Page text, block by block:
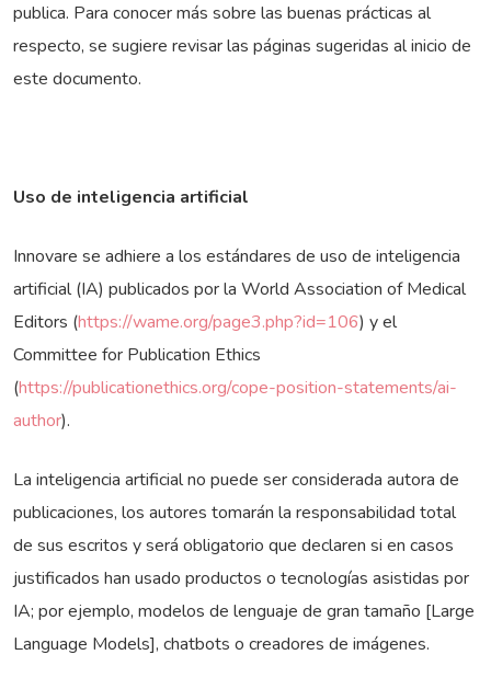
publica. Para conocer más sobre las buenas prácticas al
respecto, se sugiere revisar las páginas sugeridas al inicio de
este documento.
Uso de inteligencia artificial
Innovare se adhiere a los estándares de uso de inteligencia
artificial (IA) publicados por la World Association of Medical
Editors (https://wame.org/page3.php?id=106) y el
Committee for Publication Ethics
(https://publicationethics.org/cope-position-statements/ai-
author).
La inteligencia artificial no puede ser considerada autora de
publicaciones, los autores tomarán la responsabilidad total
de sus escritos y será obligatorio que declaren si en casos
justificados han usado productos o tecnologías asistidas por
IA; por ejemplo, modelos de lenguaje de gran tamaño [Large
Language Models], chatbots o creadores de imágenes.